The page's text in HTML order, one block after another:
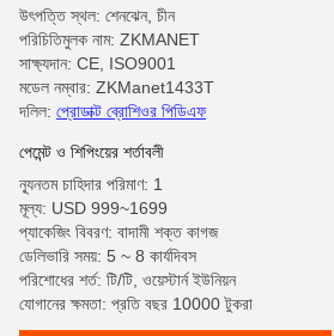
উৎপত্তি স্থল: শেনঝেন, চীন
পরিচিতিমুলক নাম: ZKMANET
সাক্ষ্যদান: CE, ISO9001
মডেল নম্বার: ZKManet1433T
দলিল: প্রোডাক্ট ব্রোশিওর পিডিএফ
পেমেন্ট ও শিপিংয়ের শর্তাবলী
ন্যূনতম চাহিদার পরিমাণ: 1
মূল্য: USD 999~1699
প্যাকেজিং বিবরণ: বাদামী শক্ত কাগজ
ডেলিভারি সময়: 5 ~ 8 কার্যদিবস
পরিশোধের শর্ত: টি/টি, ওয়েস্টার্ন ইউনিয়ন
যোগানের ক্ষমতা: প্রতি বছর 10000 টুকরা